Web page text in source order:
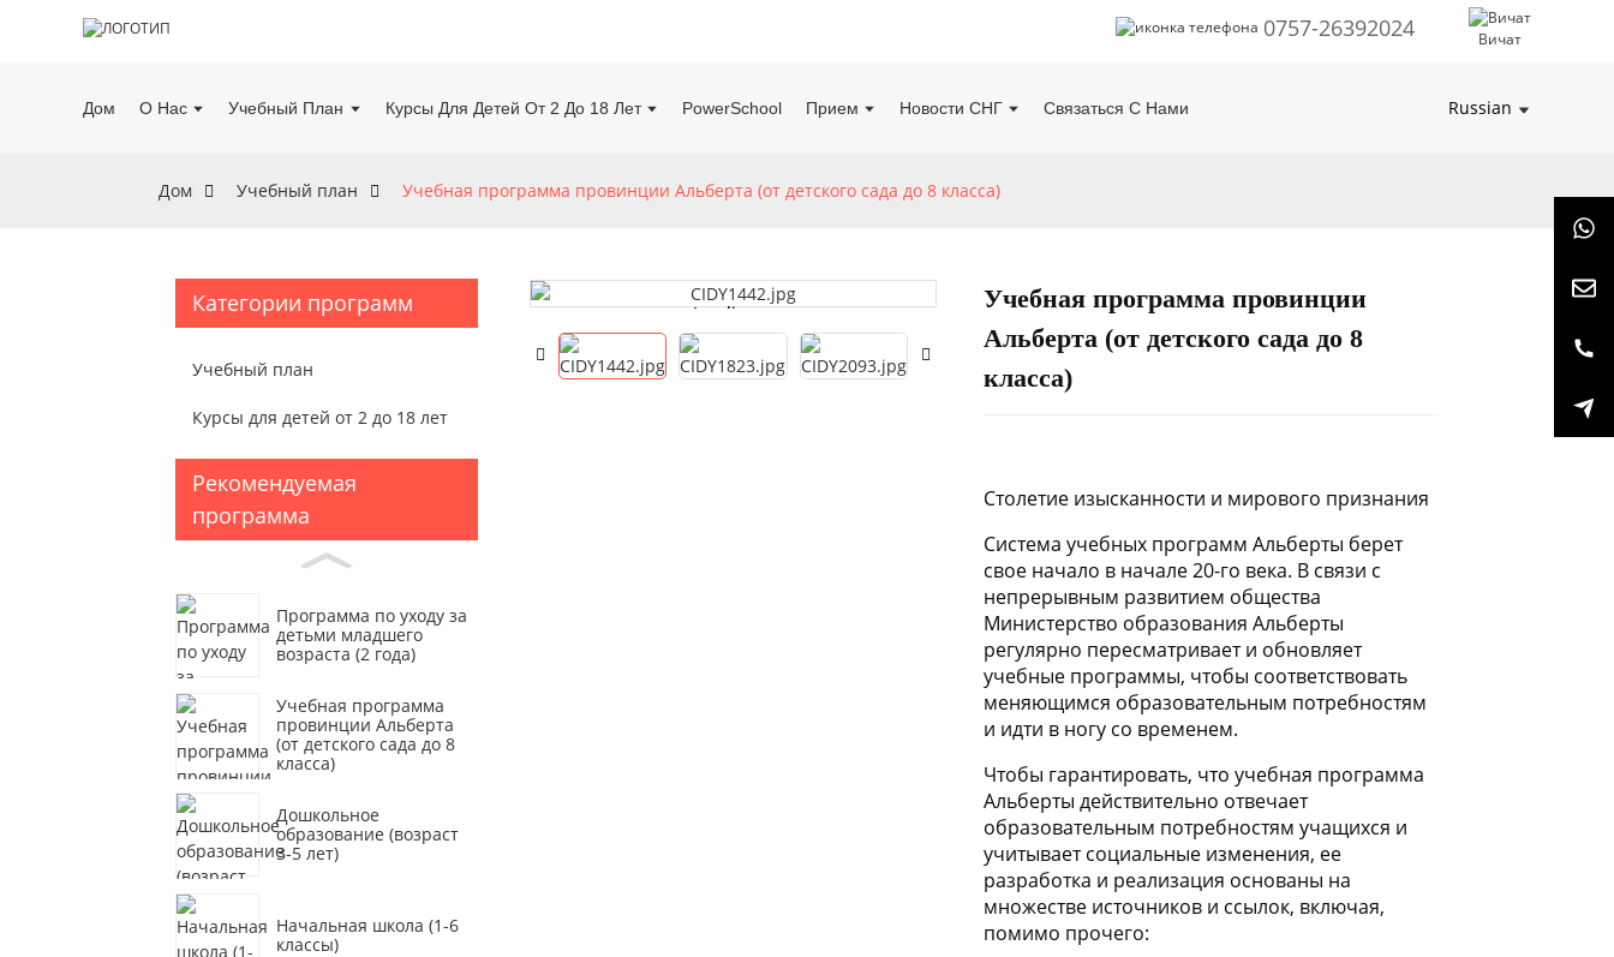
0757-26392024 Вичат
Дом О Нас Учебный План Курсы Для Детей От 2 До 18 Лет PowerSchool Прием Новости СНГ Связаться С Нами Russian
Дом Учебный план Учебная программа провинции Альберта (от детского сада до 8 класса)
Категории программ
Учебный план
Курсы для детей от 2 до 18 лет
Рекомендуемая
программа
Программа по уходу за
детьми младшего
возраста (2 года)
Учебная программа
провинции Альберта
(от детского сада до 8
класса)
Дошкольное
образование (возраст
3-5 лет)
Начальная школа (1-6
классы)
Loading...
Loading... Loading...
Loading...
Учебная программа провинции
Альберта (от детского сада до 8
класса)
Столетие изысканности и мирового признания
Система учебных программ Альберты берет
свое начало в начале 20-го века. В связи с
непрерывным развитием общества
Министерство образования Альберты
регулярно пересматривает и обновляет
учебные программы, чтобы соответствовать
меняющимся образовательным потребностям
и идти в ногу со временем.
Чтобы гарантировать, что учебная программа
Альберты действительно отвечает
образовательным потребностям учащихся и
учитывает социальные изменения, ее
разработка и реализация основаны на
множестве источников и ссылок, включая,
помимо прочего: